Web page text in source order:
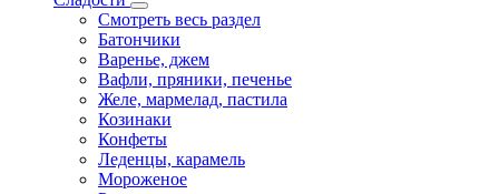
Смотреть весь раздел
Батончики
Варенье, джем
Вафли, пряники, печенье
Желе, мармелад, пастила
Козинаки
Конфеты
Леденцы, карамель
Мороженое